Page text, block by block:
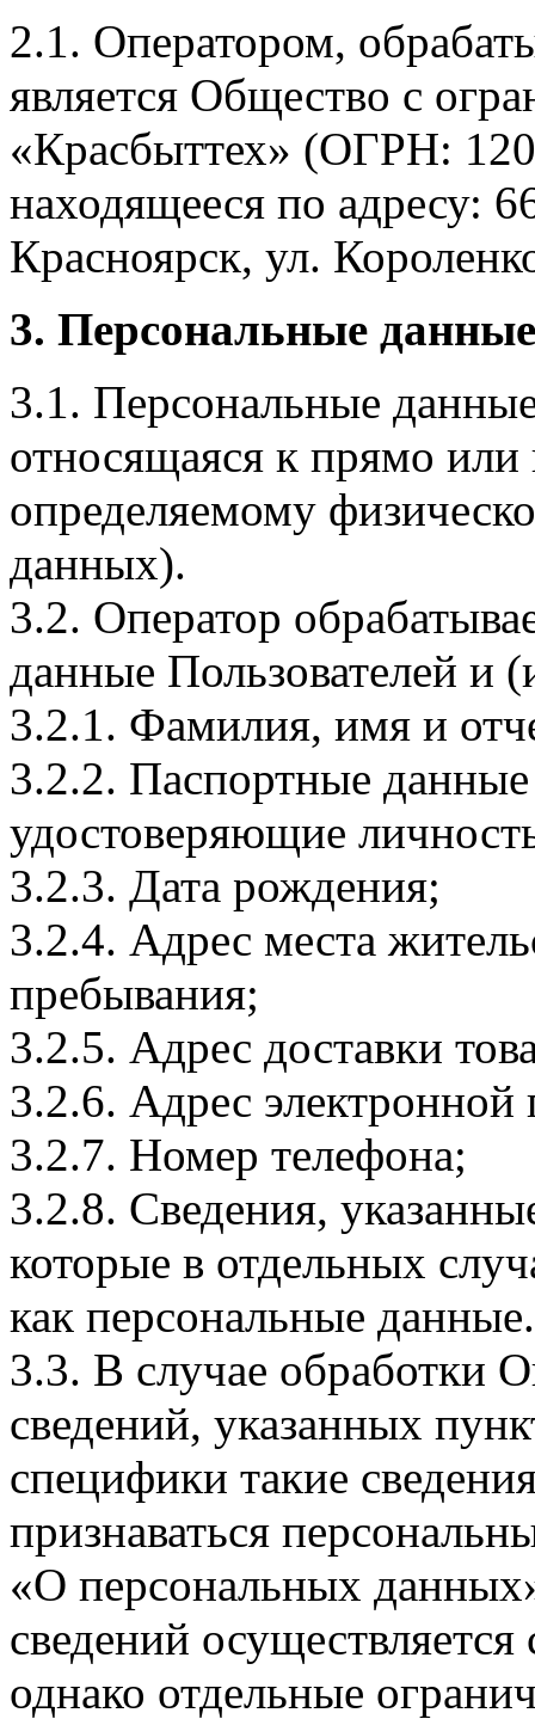
2.1. Оператором,
является Общество с
«Красбыттех» (ОГРН:
находящееся по адресу:
Красноярск, ул.
3. Персональные
3.1. Персональные
относящаяся к прямо
определяемому
данных).
3.2. Оператор
данные Пользователей и
3.2.1. Фамилия, имя и
3.2.2. Паспортные
удостоверяющие
3.2.3. Дата рождения;
3.2.4. Адрес места
пребывания;
3.2.5. Адрес доставки
3.2.6. Адрес электронной
3.2.7. Номер телефона;
3.2.8. Сведения,
которые в отдельных
как персональные данные.
3.3. В случае обработки
сведений, указанных
специфики такие
признаваться
«О персональных
сведений
однако отдельные